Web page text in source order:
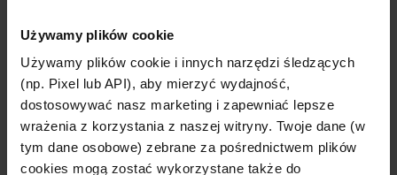
Używamy plików cookie
Używamy plików cookie i innych narzędzi śledzących
(np. Pixel lub API), aby mierzyć wydajność,
dostosowywać nasz marketing i zapewniać lepsze
wrażenia z korzystania z naszej witryny. Twoje dane (w
tym dane osobowe) zebrane za pośrednictwem plików
cookies mogą zostać wykorzystane także do